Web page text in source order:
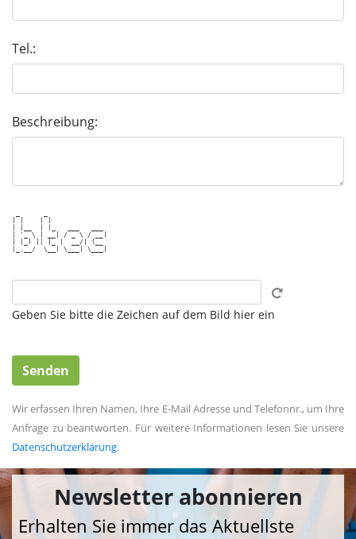
Tel.:
Beschreibung:
| '_ \ | __| / _ \ / __|
| |_) || |_ |  __/| (__
|_.__/  \__| \___| \___|
Geben Sie bitte die Zeichen auf dem Bild hier ein
Wir erfassen Ihren Namen, Ihre E-Mail Adresse und Telefonnr., um Ihre
Anfrage zu beantworten. Für weitere Informationen lesen Sie unsere
Datenschutzerklärung.
Newsletter abonnieren
Erhalten Sie immer das Aktuellste